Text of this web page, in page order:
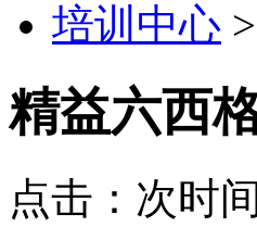
培训中心
精益六西
点击： 次时